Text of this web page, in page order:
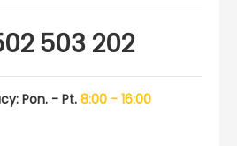
503 202
Pon. - Pt. 8:00 - 16:00